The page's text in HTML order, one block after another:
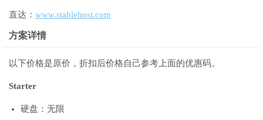
直达： www.stablehost.com
方案详情
以下价格是原价，折扣后价格自己参考上面的优惠码。
Starter
硬盘：无限